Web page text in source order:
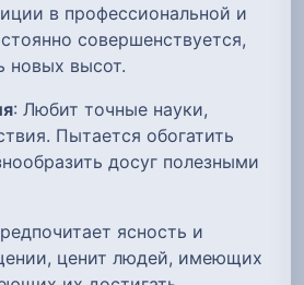
в профессиональной и
совершенствуется,
новых высот.
: Любит точные науки,
Пытается обогатить
досуг полезными
ясность и
ценит людей, имеющих